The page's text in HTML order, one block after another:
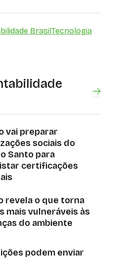
BrasilTecnologia
vai preparar
sociais do
Santo para
certificações
revela o que torna
mais vulneráveis às
do ambiente
podem enviar